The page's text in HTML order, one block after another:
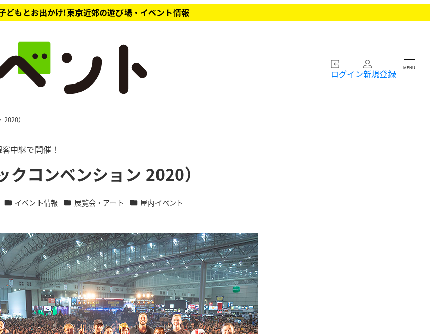
どもとお出かけ!東京近郊の遊び場・イベント情報
ログイン新規登録 MENU
）
中継で開催！
コンベンション 2020）
カテゴリー
イベント情報 カテゴリー
展覧会・アート カテゴリー
屋内イベント